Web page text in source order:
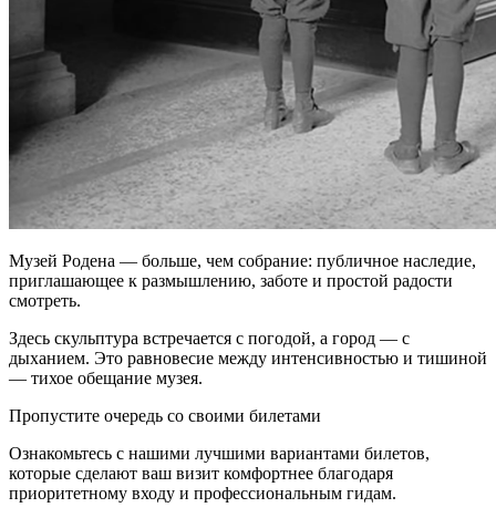
Музей Родена — больше, чем собрание: публичное наследие,
приглашающее к размышлению, заботе и простой радости
смотреть.
Здесь скульптура встречается с погодой, а город — с
дыханием. Это равновесие между интенсивностью и тишиной
— тихое обещание музея.
Пропустите очередь со своими билетами
Ознакомьтесь с нашими лучшими вариантами билетов,
которые сделают ваш визит комфортнее благодаря
приоритетному входу и профессиональным гидам.